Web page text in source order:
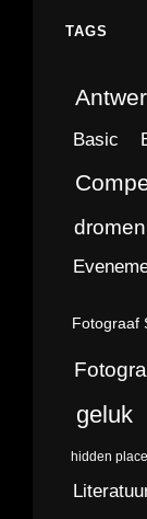
TAGS
Basic
dromen
Fotograaf
geluk
hidden